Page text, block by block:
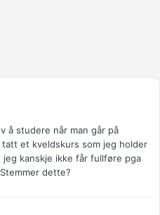
å studere når man går på
et kveldskurs som jeg holder
kanskje ikke får fullføre pga
dette?